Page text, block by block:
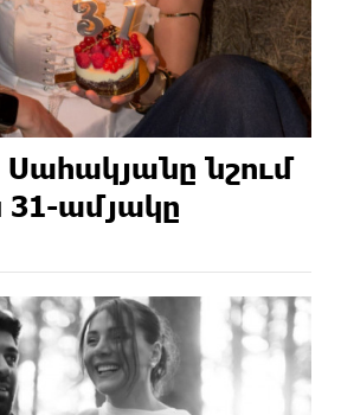
նշում
31-ամյակը